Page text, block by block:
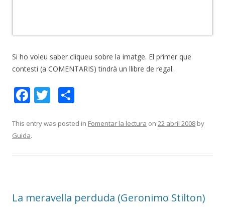
Si ho voleu saber cliqueu sobre la imatge. El primer que
contesti (a COMENTARIS) tindrà un llibre de regal.
F
e
b
k
T
itt m
ix
This entry was posted in Fomentar la lectura on 22 abril 2008 by
Guida.
La meravella perduda (Geronimo Stilton)